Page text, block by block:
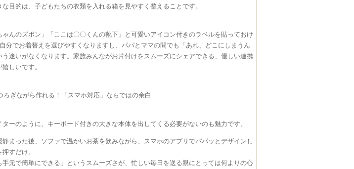
な目的は、子どもたちの衣類を入れる箱を見やすく整えることです。
ゃんのズボン」「ここは〇〇くんの靴下」と可愛いアイコン付きのラベルを貼っておけ
分でお着替えを選びやすくなりますし、パパとママの間でも「あれ、どこにしまうん
う迷いがなくなります。家族みんながお片付けをスムーズにシェアできる、優しい連携
しいです。
ろぎながら作れる！「スマホ対応」ならではの余白
ーのように、キーボード付きの大きな本体を出してくる必要がないのも魅力です。
静まった後、ソファで温かいお茶を飲みながら、スマホのアプリでパパッとデザインし
すだけ。
手元で簡単にできる」というスムーズさが、忙しい毎日を送る親にとっては何よりの心